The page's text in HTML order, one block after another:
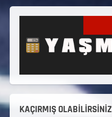
KAÇIRMIŞ OLABİLİRSİNİZ